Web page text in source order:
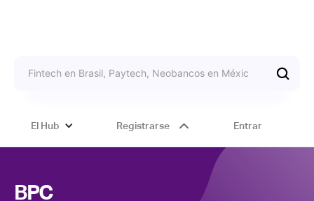
El Hub Registrarse Entrar
BPC